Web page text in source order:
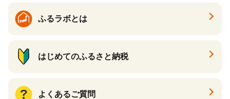
ふるラボとは
はじめてのふるさと納税
よくあるご質問